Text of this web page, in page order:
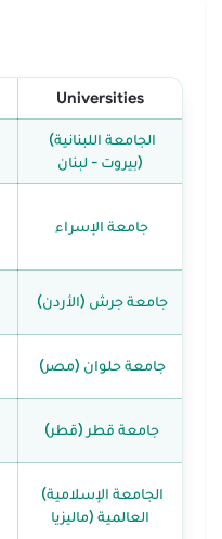
Universities
(الجامعة اللبنانية
(بيروت - لبنان
جامعة الإسراء
(جامعة جرش (الأردن
(جامعة حلوان (مصر
(جامعة قطر (قطر
(الجامعة الإسلامية
العالمية (ماليزيا